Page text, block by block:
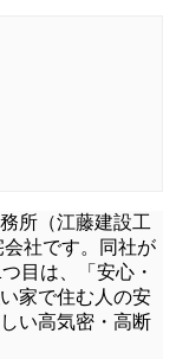
所（江藤建設工
社です。同社が
目は、「安心・
家で住む人の安
い高気密・高断